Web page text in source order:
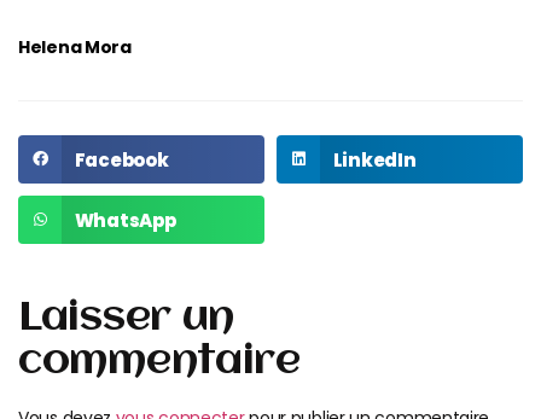
Helena Mora
Facebook LinkedIn
WhatsApp
Laisser un
commentaire